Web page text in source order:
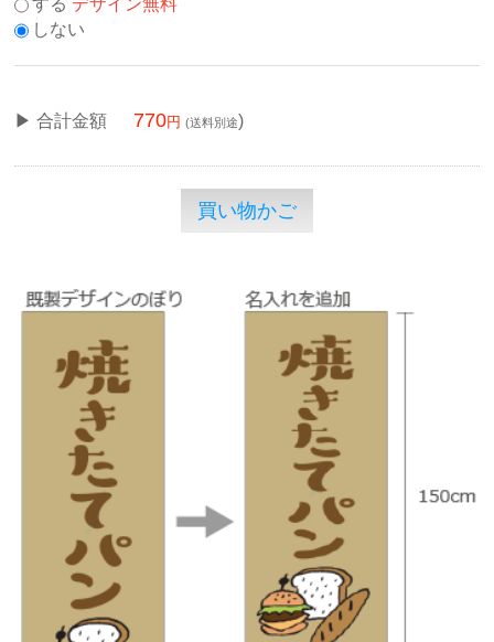
する デザイン無料
しない
合計金額 770 (送料別途)